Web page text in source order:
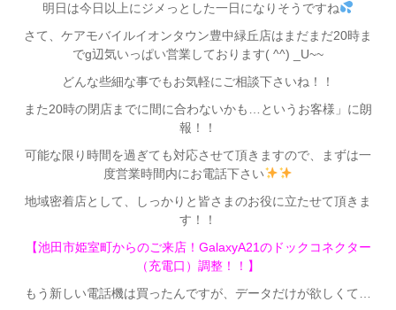
明日は今日以上にジメっとした一日になりそうですね
さて、ケアモバイルイオンタウン豊中緑丘店はまだまだ20時ま
でg辺気いっぱい営業しております( ^^) _U~~
どんな些細な事でもお気軽にご相談下さいね！！
また20時の閉店までに間に合わないかも…というお客様」に朗
報！！
可能な限り時間を過ぎても対応させて頂きますので、まずは一
度営業時間内にお電話下さい
地域密着店として、しっかりと皆さまのお役に立たせて頂きま
す！！
【池田市姫室町からのご来店！GalaxyA21のドックコネクター
（充電口）調整！！】
もう新しい電話機は買ったんですが、データだけが欲しくて…